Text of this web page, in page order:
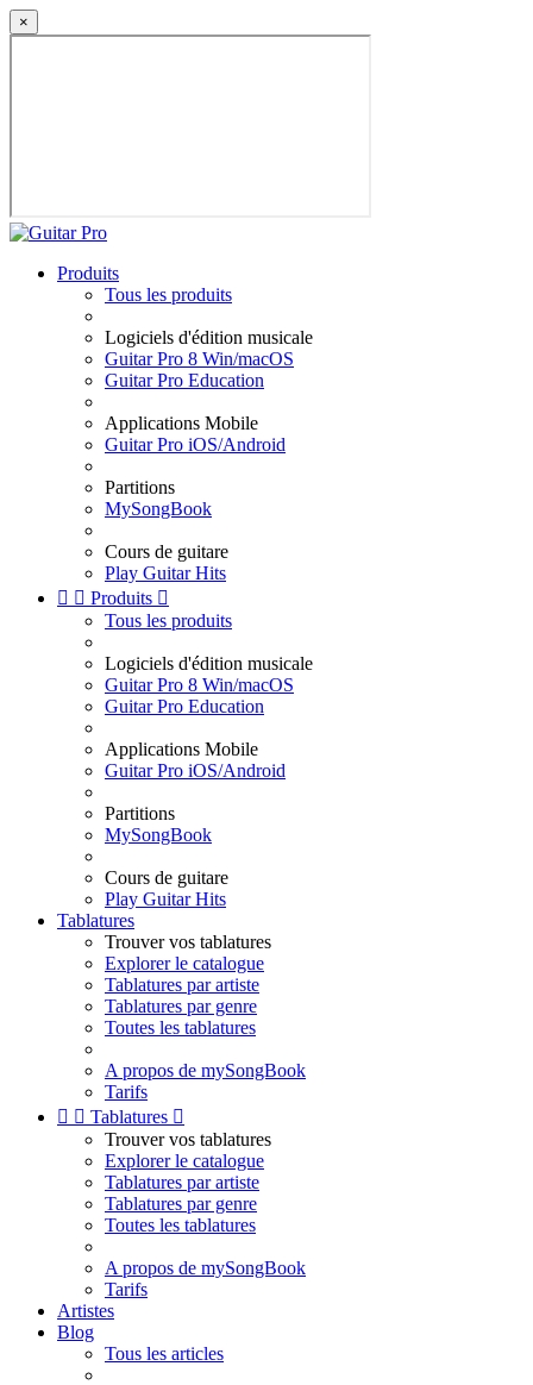
×
Produits
Tous les produits
Logiciels d'édition musicale
Guitar Pro 8 Win/macOS
Guitar Pro Education
Applications Mobile
Guitar Pro iOS/Android
Partitions
MySongBook
Cours de guitare
Play Guitar Hits
  Produits 
Tous les produits
Logiciels d'édition musicale
Guitar Pro 8 Win/macOS
Guitar Pro Education
Applications Mobile
Guitar Pro iOS/Android
Partitions
MySongBook
Cours de guitare
Play Guitar Hits
Tablatures
Trouver vos tablatures
Explorer le catalogue
Tablatures par artiste
Tablatures par genre
Toutes les tablatures
A propos de mySongBook
Tarifs
  Tablatures 
Trouver vos tablatures
Explorer le catalogue
Tablatures par artiste
Tablatures par genre
Toutes les tablatures
A propos de mySongBook
Tarifs
Artistes
Blog
Tous les articles